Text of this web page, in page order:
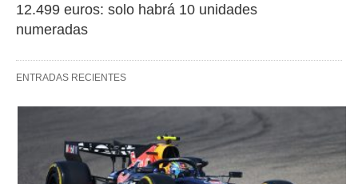
12.499 euros: solo habrá 10 unidades
numeradas
ENTRADAS RECIENTES